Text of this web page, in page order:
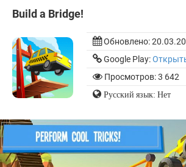
Build a Bridge!
Обновлено:
Google Play:
Просмотров: 3 642
Русский язык: Нет